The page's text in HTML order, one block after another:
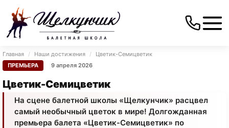
Главная / Наши достижения /
Цветик-Семицветик
ПРЕМЬЕРА
9 апреля 2026
Цветик-Семицветик
На сцене балетной школы «Щелкунчик» расцвел
самый необычный цветок в мире! Долгожданная
премьера балета «Цветик-Семицветик» по